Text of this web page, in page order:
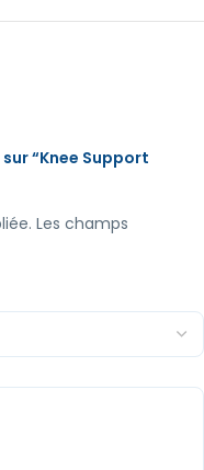
“Knee Support
Les champs